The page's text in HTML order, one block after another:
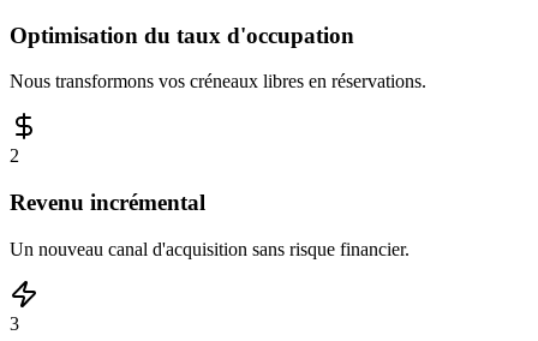
Optimisation du taux d'occupation
Nous transformons vos créneaux libres en réservations.
2
Revenu incrémental
Un nouveau canal d'acquisition sans risque financier.
3